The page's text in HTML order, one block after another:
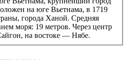
на юге Вьетнама, в 1719
города Ханой. Средняя
моря: 19 метров. Через центр
на востоке — Нябе.